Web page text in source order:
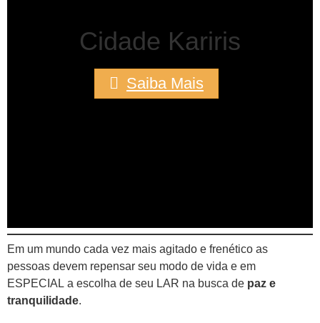
Cidade Kariris
Saiba Mais
Em um mundo cada vez mais agitado e frenético as
pessoas devem repensar seu modo de vida e em
ESPECIAL a escolha de seu LAR na busca de paz e
tranquilidade.